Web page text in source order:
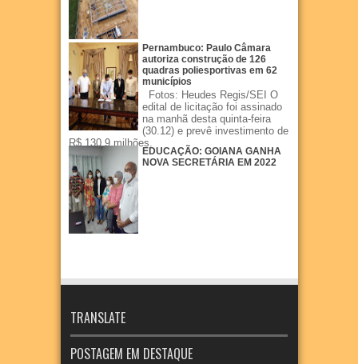
Pernambuco: Paulo Câmara
autoriza construção de 126
quadras poliesportivas em 62
municípios
Fotos: Heudes Regis/SEI O
edital de licitação foi assinado
na manhã desta quinta-feira
(30.12) e prevê investimento de
R$ 130,9 milhões.
EDUCAÇÃO: GOIANA GANHA
NOVA SECRETÁRIA EM 2022
TRANSLATE
POSTAGEM EM DESTAQUE